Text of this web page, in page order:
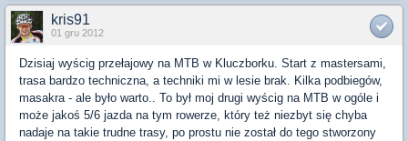
kris91
01 gru 2012
Dzisiaj wyścig przełajowy na MTB w Kluczborku. Start z mastersami,
trasa bardzo techniczna, a techniki mi w lesie brak. Kilka podbiegów,
masakra - ale było warto.. To był moj drugi wyścig na MTB w ogóle i
może jakoś 5/6 jazda na tym rowerze, który też niezbyt się chyba
nadaje na takie trudne trasy, po prostu nie został do tego stworzony